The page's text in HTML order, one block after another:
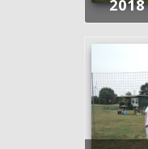
2018